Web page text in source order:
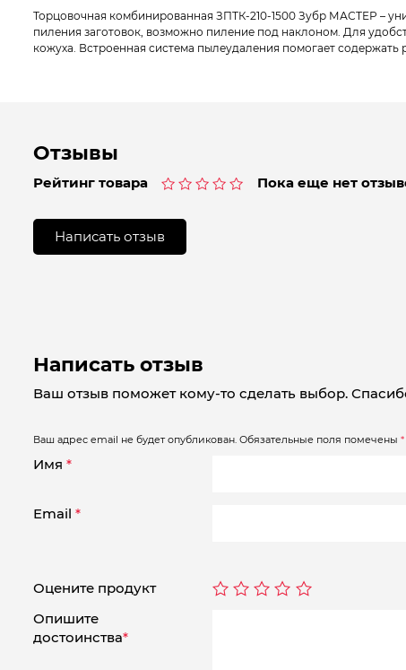
Торцовочная комбинированная ЗПТК-210-1500 Зубр МАСТЕР –
пиления заготовок, возможно пиление под наклоном. Для
кожуха. Встроенная система пылеудаления помогает содержать
Отзывы
Рейтинг товара
0
5
Пока еще нет
Написать отзыв
Написать отзыв
Ваш отзыв поможет кому-то сделать выбор.
Ваш адрес email не будет опубликован. Обязательные поля помечены *
Имя *
Email *
Оцените продукт
Опишите
достоинства*